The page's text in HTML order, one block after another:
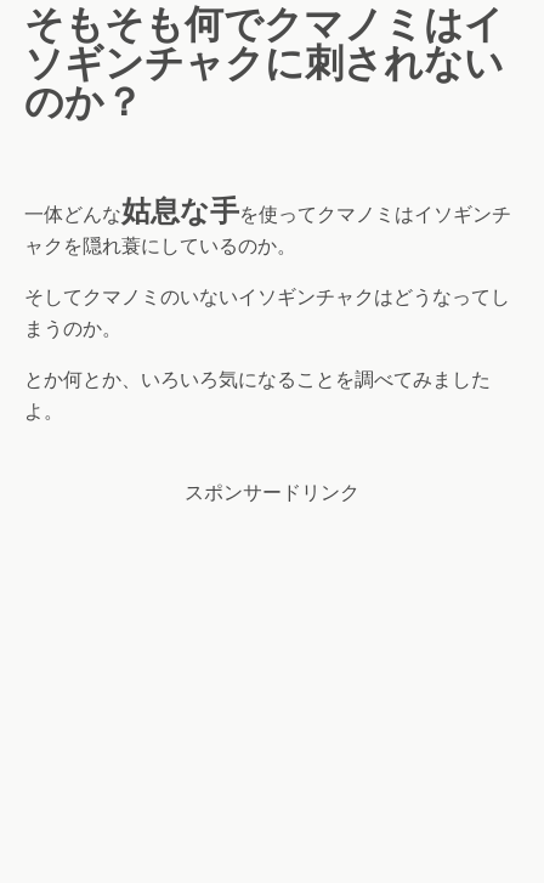
そもそも何でクマノミはイ
ソギンチャクに刺されない
のか？
一体どんな姑息な手を使ってクマノミはイソギンチ
ャクを隠れ蓑にしているのか。
そしてクマノミのいないイソギンチャクはどうなってし
まうのか。
とか何とか、いろいろ気になることを調べてみました
よ。
スポンサードリンク